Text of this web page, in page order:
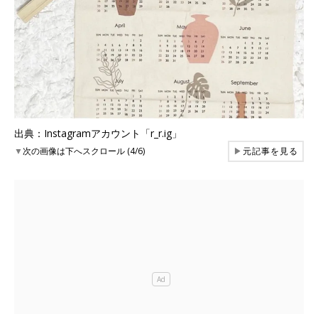
出典：Instagramアカウント「r_r.ig」
▼次の画像は下へスクロール (4/6) ▶元記事を見る